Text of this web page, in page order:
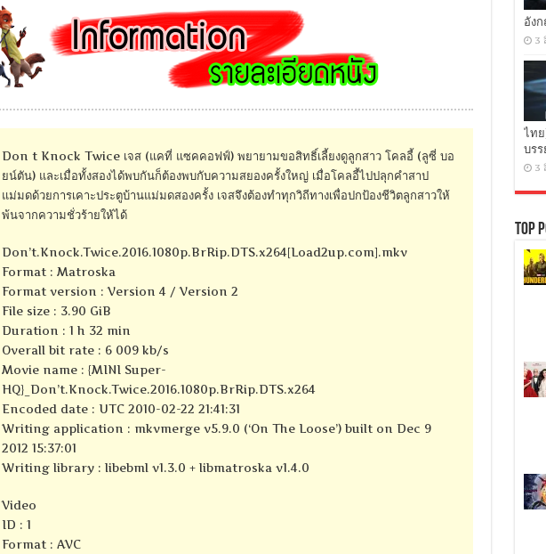
Don t Knock Twice เจส (แคที่ แซคคอฟฟ์) พยายามขอสิทธิ์เลี้ยงดูลูกสาว โคลอี้ (ลูซี่ บอ
ยน์ตัน) และเมื่อทั้งสองได้พบกันก็ต้องพบกับความสยองครั้งใหญ่ เมื่อโคลอี้ไปปลุกคำสาป
แม่มดด้วยการเคาะประตูบ้านแม่มดสองครั้ง เจสจึงต้องทำทุกวิถีทางเพื่อปกป้องชีวิตลูกสาวให้
พ้นจากความชั่วร้ายให้ได้
Don’t.Knock.Twice.2016.1080p.BrRip.DTS.x264[Load2up.com].mkv
Format : Matroska
Format version : Version 4 / Version 2
File size : 3.90 GiB
Duration : 1 h 32 min
Overall bit rate : 6 009 kb/s
Movie name : {MINI Super-
HQ}_Don’t.Knock.Twice.2016.1080p.BrRip.DTS.x264
Encoded date : UTC 2010-02-22 21:41:31
Writing application : mkvmerge v5.9.0 (‘On The Loose’) built on Dec 9
2012 15:37:01
Writing library : libebml v1.3.0 + libmatroska v1.4.0
Video
ID : 1
Format : AVC
อัง
3
ไท
บร
3
Top